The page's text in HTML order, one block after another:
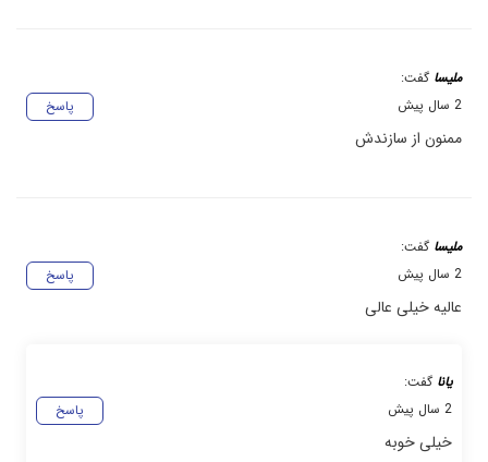
ملیسا گفت:
پاسخ
2 سال پیش
ممنون از سازندش
ملیسا گفت:
پاسخ
2 سال پیش
عالیه خیلی عالی
یانا گفت:
پاسخ
2 سال پیش
خیلی خوبه